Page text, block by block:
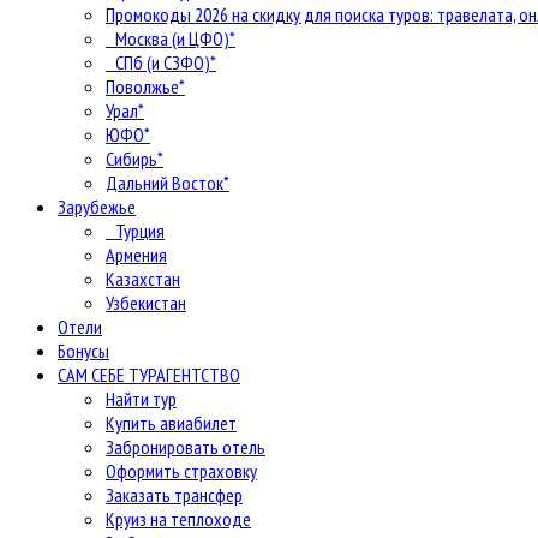
Промокоды 2026 на скидку для поиска туров: травелата,
Москва (и ЦФО)*
СПб (и СЗФО)*
Поволжье*
Урал*
ЮФО*
Сибирь*
Дальний Восток*
Зарубежье
Турция
Армения
Казахстан
Узбекистан
Отели
Бонусы
САМ СЕБЕ ТУРАГЕНТСТВО
Найти тур
Купить авиабилет
Забронировать отель
Оформить страховку
Заказать трансфер
Круиз на теплоходе